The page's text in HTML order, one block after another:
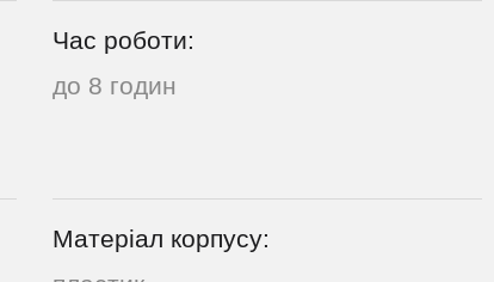
Час роботи:
до 8 годин
Матеріал корпусу: